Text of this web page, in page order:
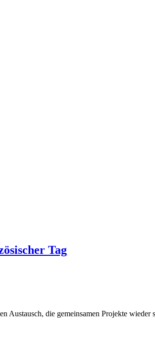
Tag
Austausch, die gemeinsamen Projekte wieder